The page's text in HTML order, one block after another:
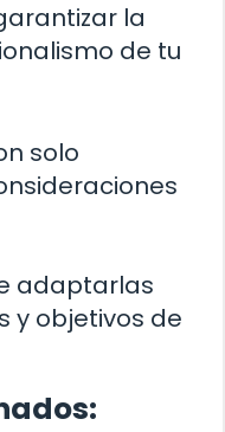
la
de tu
solo
adaptarlas
y objetivos de